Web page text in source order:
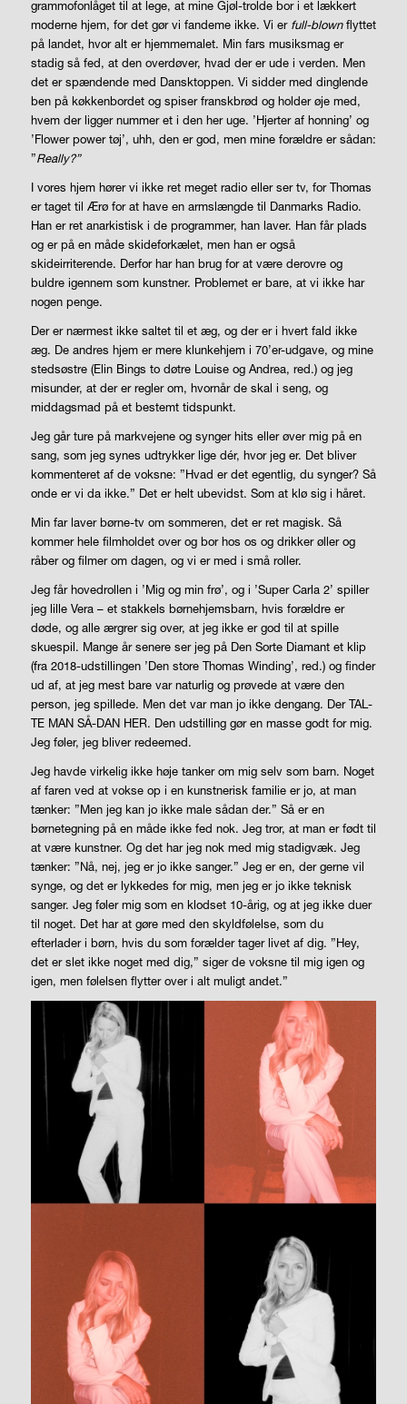
grammofonlåget til at lege, at mine Gjøl-trolde bor i et lækkert
moderne hjem, for det gør vi fandeme ikke. Vi er full-blownflyttet
på landet, hvor alt er hjemmemalet. Min fars musiksmag er
stadig så fed, at den overdøver, hvad der er ude i verden. Men
det er spændende med Dansktoppen. Vi sidder med dinglende
ben på køkkenbordet og spiser franskbrød og holder øje med,
hvem der ligger nummer et i den her uge. ’Hjerter af honning’ og
’Flower power tøj’, uhh, den er god, men mine forældre er sådan:
”Really?”
I vores hjem hører vi ikke ret meget radio eller ser tv, for Thomas
er taget til Ærø for at have en armslængde til Danmarks Radio.
Han er ret anarkistisk i de programmer, han laver. Han får plads
og er på en måde skideforkælet, men han er også
skideirriterende. Derfor har han brug for at være derovre og
buldre igennem som kunstner. Problemet er bare, at vi ikke har
nogen penge.
Der er nærmest ikke saltet til et æg, og der er i hvert fald ikke
æg. De andres hjem er mere klunkehjem i 70’er-udgave, og mine
stedsøstre (Elin Bings to døtre Louise og Andrea, red.) og jeg
misunder, at der er regler om, hvornår de skal i seng, og
middagsmad på et bestemt tidspunkt.
Jeg går ture på markvejene og synger hits eller øver mig på en
sang, som jeg synes udtrykker lige dér, hvor jeg er. Det bliver
kommenteret af de voksne: ”Hvad er det egentlig, du synger? Så
onde er vi da ikke.” Det er helt ubevidst. Som at klø sig i håret.
Min far laver børne-tv om sommeren, det er ret magisk. Så
kommer hele filmholdet over og bor hos os og drikker øller og
råber og filmer om dagen, og vi er med i små roller.
Jeg får hovedrollen i ’Mig og min frø’, og i ’Super Carla 2’ spiller
jeg lille Vera – et stakkels børnehjemsbarn, hvis forældre er
døde, og alle ærgrer sig over, at jeg ikke er god til at spille
skuespil. Mange år senere ser jeg på Den Sorte Diamant et klip
(fra 2018-udstillingen ’Den store Thomas Winding’, red.) og finder
ud af, at jeg mest bare var naturlig og prøvede atvære den
person, jeg spillede. Men det var man jo ikke dengang. Der TAL-
TE MAN SÅ-DAN HER. Den udstilling gør en masse godt for mig.
Jeg føler, jeg bliverredeemed.
Jeg havde virkelig ikke høje tanker om mig selv som barn. Noget
af faren ved at vokse op i en kunstnerisk familie er jo, at man
tænker: ”Men jeg kan jo ikke male sådan der.” Så er en
børnetegning på en måde ikke fed nok. Jeg tror, at man er født til
at være kunstner. Og det har jeg nok med mig stadigvæk. Jeg
tænker: ”Nå, nej, jeg er jo ikke sanger.” Jeg er en, der gerne vil
synge, og det er lykkedes for mig, men jeg er jo ikke teknisk
sanger. Jeg føler mig som en klodset 10-årig, og at jeg ikke duer
til noget. Det har at gøre med den skyldfølelse, som du
efterlader i børn, hvis du som forælder tager livet af dig. ”Hey,
det er slet ikke noget med dig,” siger de voksne til mig igen og
igen, men følelsen flytter over i alt muligt andet.”